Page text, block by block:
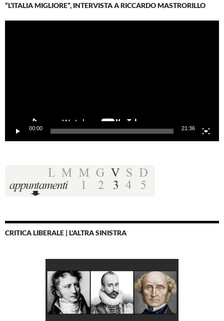
“L’ITALIA MIGLIORE”, INTERVISTA A RICCARDO MASTRORILLO
00:00 21:36
CRITICA LIBERALE | L'ALTRA SINISTRA